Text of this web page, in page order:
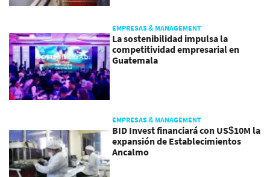
EMPRESAS & MANAGEMENT
La sostenibilidad impulsa la
competitividad empresarial en
Guatemala
EMPRESAS & MANAGEMENT
BID Invest financiará con US$10M la
expansión de Establecimientos
Ancalmo